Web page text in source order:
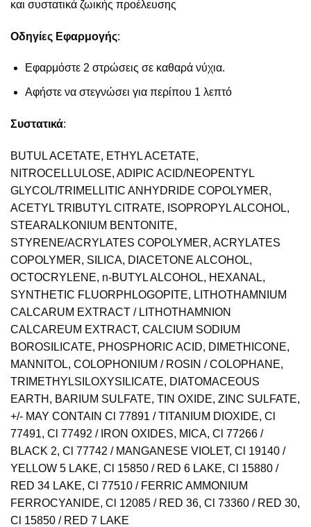
και συστατικά ζωικής προέλευσης
Οδηγίες Εφαρμογής:
Εφαρμόστε 2 στρώσεις σε καθαρά νύχια.
Αφήστε να στεγνώσει για περίπου 1 λεπτό
Συστατικά:
BUTUL ACETATE, ETHYL ACETATE,
NITROCELLULOSE, ADIPIC ACID/NEOPENTYL
GLYCOL/TRIMELLITIC ANHYDRIDE COPOLYMER,
ACETYL TRIBUTYL CITRATE, ISOPROPYL ALCOHOL,
STEARALKONIUM BENTONITE,
STYRENE/ACRYLATES COPOLYMER, ACRYLATES
COPOLYMER, SILICA, DIACETONE ALCOHOL,
OCTOCRYLENE, n-BUTYL ALCOHOL, HEXANAL,
SYNTHETIC FLUORPHLOGOPITE, LITHOTHAMNIUM
CALCARUM EXTRACT / LITHOTHAMNION
CALCAREUM EXTRACT, CALCIUM SODIUM
BOROSILICATE, PHOSPHORIC ACID, DIMETHICONE,
MANNITOL, COLOPHONIUM / ROSIN / COLOPHANE,
TRIMETHYLSILOXYSILICATE, DIATOMACEOUS
EARTH, BARIUM SULFATE, TIN OXIDE, ZINC SULFATE,
+/- MAY CONTAIN Cl 77891 / TITANIUM DIOXIDE, Cl
77491, Cl 77492 / IRON OXIDES, MICA, Cl 77266 /
BLACK 2, Cl 77742 / MANGANESE VIOLET, Cl 19140 /
YELLOW 5 LAKE, Cl 15850 / RED 6 LAKE, Cl 15880 /
RED 34 LAKE, Cl 77510 / FERRIC AMMONIUM
FERROCYANIDE, Cl 12085 / RED 36, Cl 73360 / RED 30,
Cl 15850 / RED 7 LAKE